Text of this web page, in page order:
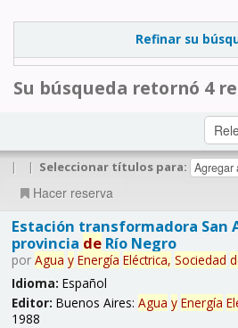
Refinar su
Su búsqueda retornó 4
| | Seleccionar títulos para:
Hacer reserva
Estación transformadora San
provincia deRío Negro
por Agua y Energía Eléctrica, Sociedad
Idioma: Español
Editor: Buenos Aires: Agua y Energía
1988